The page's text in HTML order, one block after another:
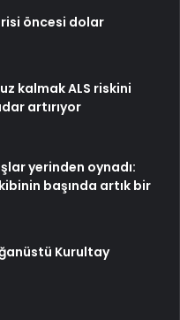
öncesi dolar
kalmak ALS riskini
artırıyor
yerinden oynadı:
başında artık bir
Kurultay